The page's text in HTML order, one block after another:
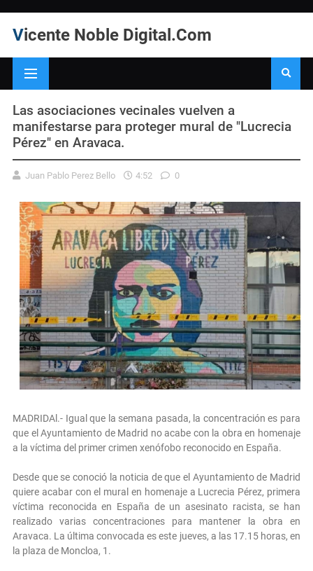
Vicente Noble Digital.Com
Las asociaciones vecinales vuelven a
manifestarse para proteger mural de "Lucrecia
Pérez" en Aravaca.
Juan Pablo Perez Bello 4:52 0
MADRIDAl.- Igual que la semana pasada, la concentración es para
que el Ayuntamiento de Madrid no acabe con la obra en homenaje
a la víctima del primer crimen xenófobo reconocido en España.
Desde que se conoció la noticia de que el Ayuntamiento de Madrid
quiere acabar con el mural en homenaje a Lucrecia Pérez, primera
víctima reconocida en España de un asesinato racista, se han
realizado varias concentraciones para mantener la obra en
Aravaca. La última convocada es este jueves, a las 17.15 horas, en
la plaza de Moncloa, 1.